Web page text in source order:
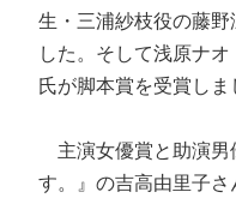
生・三浦紗枝役の藤野
した。そして浅原ナ
氏が脚本賞を受賞しま
主演女優賞と助演男
す。』の吉高由里子